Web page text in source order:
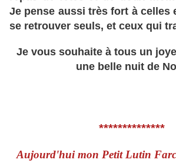
Je pense aussi très fort à celles
se retrouver seuls, et ceux qui
Je vous souhaite à tous un
une belle nuit de
**************
Aujourd'hui mon Petit Lutin